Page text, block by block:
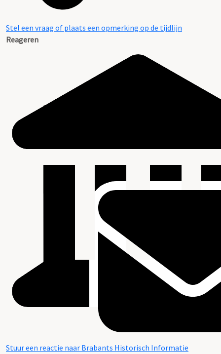
Stel een vraag of plaats een opmerking op de tijdlijn
Reageren
Stuur een reactie naar Brabants Historisch Informatie